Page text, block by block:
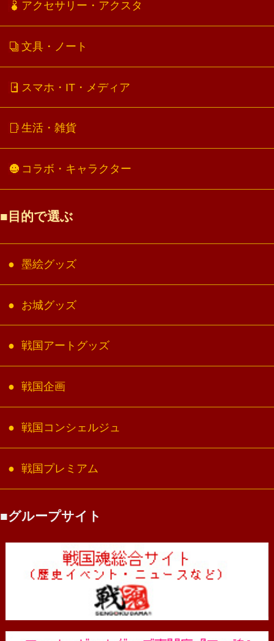
アクセサリー・アクスタ
文具・ノート
スマホ・IT・メディア
生活・雑貨
コラボ・キャラクター
目的で選ぶ
墨絵グッズ
お城グッズ
戦国アートグッズ
戦国企画
戦国コンシェルジュ
戦国プレミアム
グループサイト